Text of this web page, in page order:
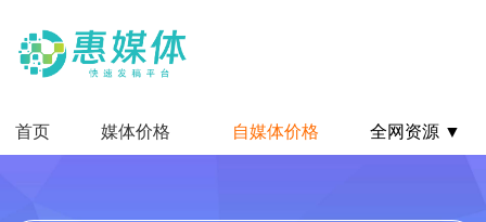
首页 媒体价格 自媒体价格 全网资源 ▼